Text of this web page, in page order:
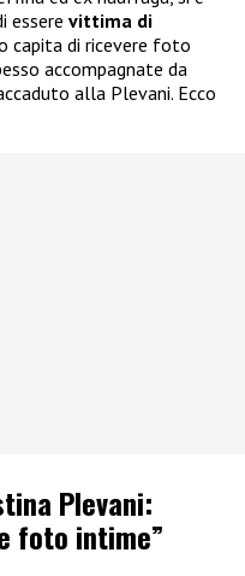
essere vittima di
capita di ricevere foto
accompagnate da
alla Plevani. Ecco
Plevani:
foto intime”